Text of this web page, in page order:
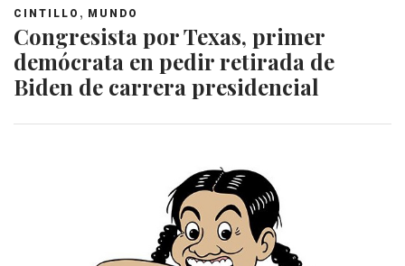
CINTILLO , MUNDO
Congresista por Texas, primer
demócrata en pedir retirada de
Biden de carrera presidencial